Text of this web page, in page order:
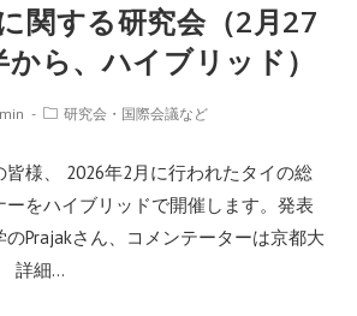
関する研究会（2月27
ら、ハイブリッド）
研究会・国際会議など
様、 2026年2月に行われたタイの総
ーをハイブリッドで開催します。発表
Prajakさん、コメンテーターは京都大
詳細…